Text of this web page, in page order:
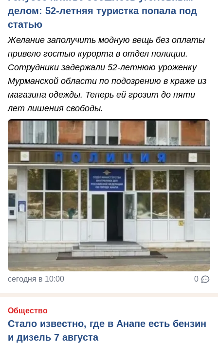
делом: 52-летняя туристка попала под
статью
Желание заполучить модную вещь без оплаты
привело гостью курорта в отдел полиции.
Сотрудники задержали 52-летнюю уроженку
Мурманской области по подозрению в краже из
магазина одежды. Теперь ей грозит до пяти
лет лишения свободы.
сегодня в 10:00 0
Общество
Стало известно, где в Анапе есть бензин
и дизель 7 августа